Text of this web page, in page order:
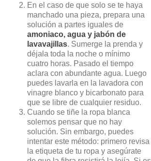
En el caso de que solo se te haya
manchado una pieza, prepara una
solución a partes iguales de
amoniaco, agua y jabón de
lavavajillas. Sumerge la prenda y
déjala toda la noche o mínimo
cuatro horas. Pasado el tiempo
aclara con abundante agua. Luego
puedes lavarla en la lavadora con
vinagre blanco y bicarbonato para
que se libre de cualquier residuo.
Cuando se tiñe la ropa blanca
solemos pensar que no hay
solución. Sin embargo, puedes
intentar este método: primero revisa
la etiqueta de tu ropa y asegúrate